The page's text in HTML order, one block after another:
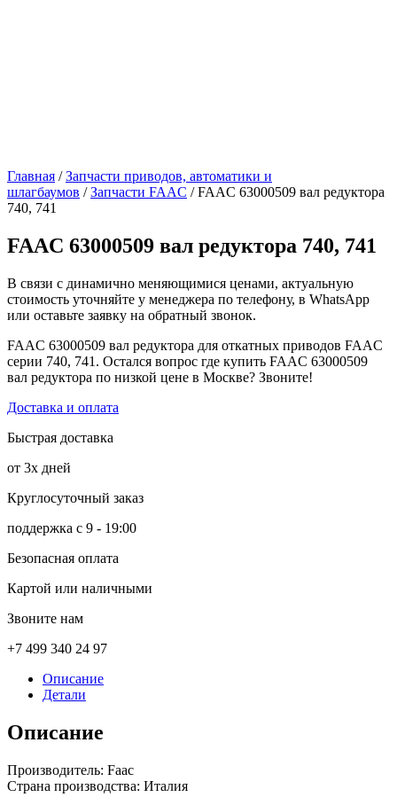
Главная /Запчасти приводов, автоматики и
шлагбаумов /Запчасти FAAC / FAAC 63000509 вал редуктора
740, 741
FAAC 63000509 вал редуктора 740, 741
В связи с динамично меняющимися ценами, актуальную
стоимость уточняйте у менеджера по телефону, в WhatsApp
или оставьте заявку на обратный звонок.
FAAC 63000509 вал редуктора для откатных приводов FAAC
серии 740, 741. Остался вопрос где купить FAAC 63000509
вал редуктора по низкой цене в Москве? Звоните!
Доставка и оплата
Быстрая доставка
от 3х дней
Круглосуточный заказ
поддержка с 9 - 19:00
Безопасная оплата
Картой или наличными
Звоните нам
+7 499 340 24 97
Описание
Детали
Описание
Производитель: Faac
Страна производства: Италия